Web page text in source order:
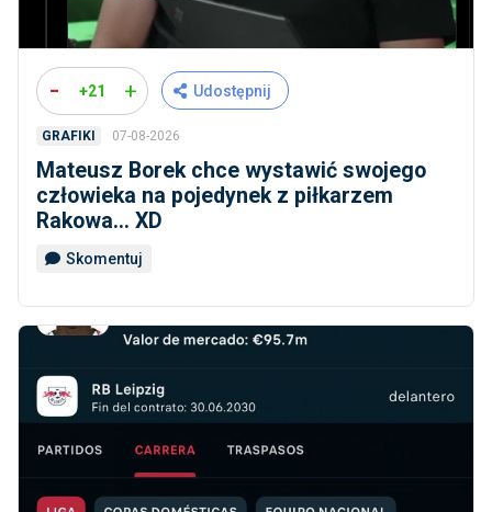
- +21 + Udostępnij
GRAFIKI 07-08-2026
Mateusz Borek chce wystawić swojego
człowieka na pojedynek z piłkarzem
Rakowa... XD
Skomentuj